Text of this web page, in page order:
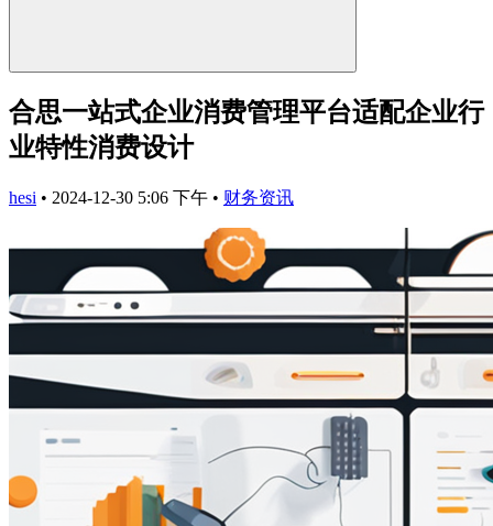
合思一站式企业消费管理平台适配企业行
业特性消费设计
hesi • 2024-12-30 5:06 下午 • 财务资讯